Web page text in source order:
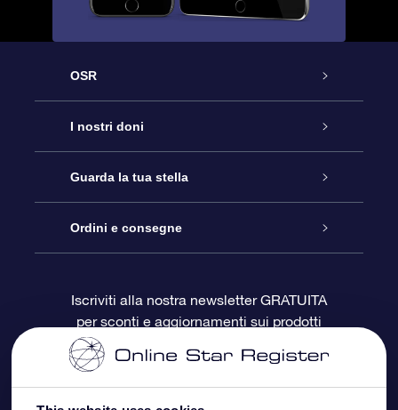
OSR
Assistenza
Contattaci
Blog
OSR Recensioni
I nostri doni
Online Star Gift
Pacchetto regalo OSR
Gift Card OSR
Doni aziendali
Guarda la tua stella
Registro stellare
Star Page personalizzata
One Million Stars
Ordini e consegne
Informazioni di Pagamento
Iscriviti alla nostra newsletter GRATUITA
per sconti e aggiornamenti sui prodotti